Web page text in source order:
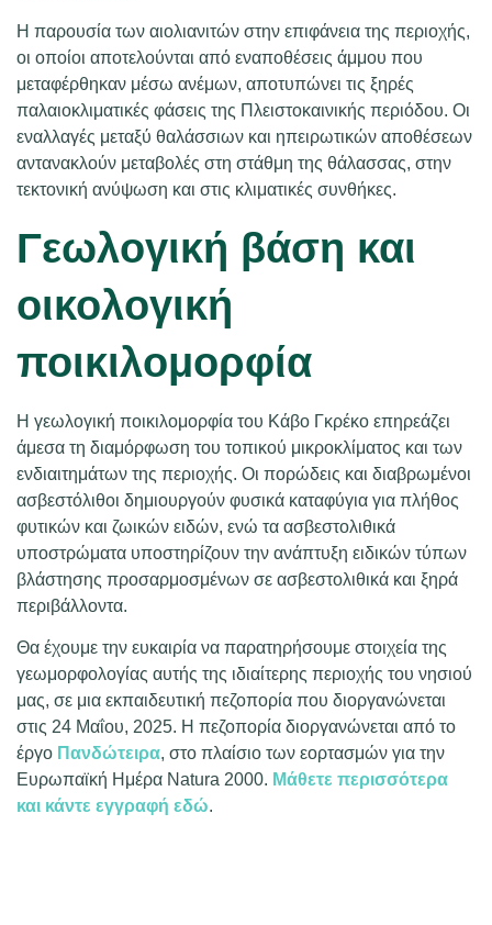
Η παρουσία των αιολιανιτών στην επιφάνεια της περιοχής,
οι οποίοι αποτελούνται από εναποθέσεις άμμου που
μεταφέρθηκαν μέσω ανέμων, αποτυπώνει τις ξηρές
παλαιοκλιματικές φάσεις της Πλειστοκαινικής περιόδου. Οι
εναλλαγές μεταξύ θαλάσσιων και ηπειρωτικών αποθέσεων
αντανακλούν μεταβολές στη στάθμη της θάλασσας, στην
τεκτονική ανύψωση και στις κλιματικές συνθήκες.
Γεωλογική βάση και
οικολογική
ποικιλομορφία
Η γεωλογική ποικιλομορφία του Κάβο Γκρέκο επηρεάζει
άμεσα τη διαμόρφωση του τοπικού μικροκλίματος και των
ενδιαιτημάτων της περιοχής. Οι πορώδεις και διαβρωμένοι
ασβεστόλιθοι δημιουργούν φυσικά καταφύγια για πλήθος
φυτικών και ζωικών ειδών, ενώ τα ασβεστολιθικά
υποστρώματα υποστηρίζουν την ανάπτυξη ειδικών τύπων
βλάστησης προσαρμοσμένων σε ασβεστολιθικά και ξηρά
περιβάλλοντα.
Θα έχουμε την ευκαιρία να παρατηρήσουμε στοιχεία της
γεωμορφολογίας αυτής της ιδιαίτερης περιοχής του νησιού
μας, σε μια εκπαιδευτική πεζοπορία που διοργανώνεται
στις 24 Μαΐου, 2025. Η πεζοπορία διοργανώνεται από το
έργο Πανδώτειρα, στο πλαίσιο των εορτασμών για την
Ευρωπαϊκή Ημέρα Natura 2000. Μάθετε περισσότερα
και κάντε εγγραφή εδώ.